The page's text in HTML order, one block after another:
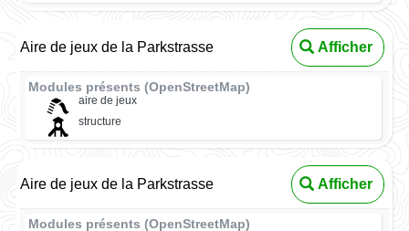
Aire de jeux de la Parkstrasse Afficher
Modules présents (OpenStreetMap)
aire de jeux
structure
Aire de jeux de la Parkstrasse Afficher
Modules présents (OpenStreetMap)